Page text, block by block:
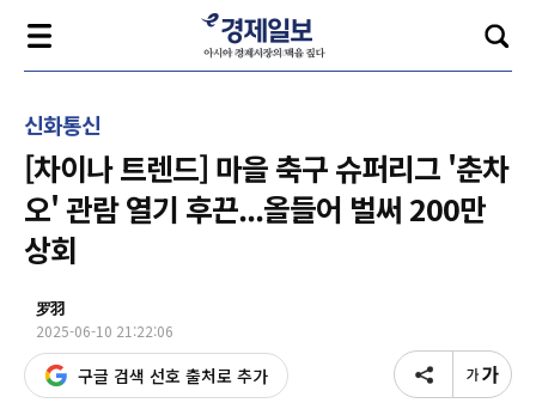
신화통신
[차이나 트렌드] 마을 축구 슈퍼리그 '춘차
오' 관람 열기 후끈...올들어 벌써 200만
상회
罗羽
2025-06-10 21:22:06
구글 검색 선호 출처로 추가